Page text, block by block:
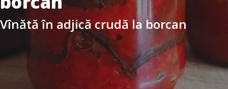
Vînătă în adjică crudă la borcan